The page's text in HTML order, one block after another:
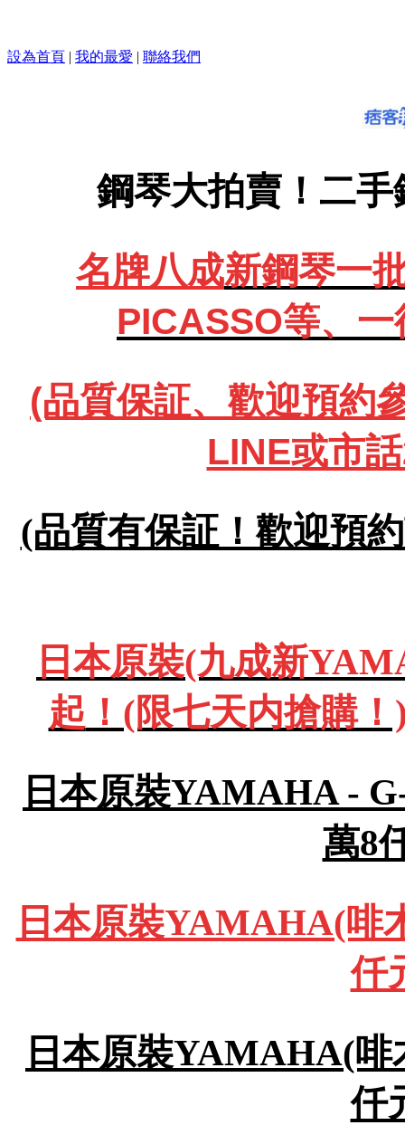
設為首頁 | 我的最愛 | 聯絡我們
鋼琴大拍賣！二
名牌八成新鋼琴一
PICASSO等、 一
(品質保証、歡迎預約
LINE或市
(品質有保証！歡迎預
日本原裝(九成新
起 ！(限七天内搶購
日本原裝YAMAHA -
萬8
日本原裝YAMAHA(啡
仟
日本原裝YAMAHA(
仟